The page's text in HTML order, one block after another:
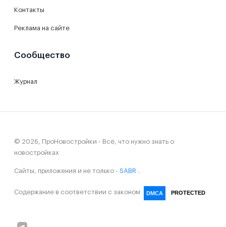
Контакты
Реклама на сайте
Сообщество
Журнал
© 2026, ПроНовостройки - Всё, что нужно знать о
новостройках
Сайты, приложения и не только - SABR
Содержание в соответствии с законом DMCA PROTECTED